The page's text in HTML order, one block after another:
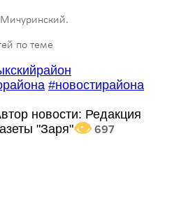
Мичуринский.
по теме
#новостирайона
новости: Редакция
"Заря"
697